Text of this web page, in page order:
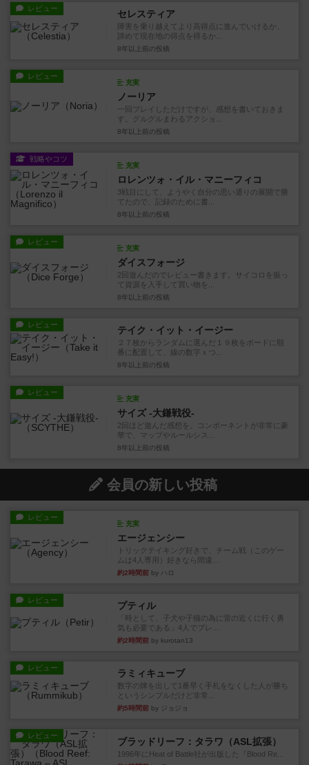
レビュー セレスティア
障害を乗り越えてより高得点に進んでいけるか、
諦めて現在地の得点を得るか...
8年以上前 の投稿
レビュー
充実
ノーリア
一回プレイしただけですが、感想を書いておきま
す。グルグルまわるアクショ...
8年以上前 の投稿
戦略やコツ
充実
ロレンツォ・イル・マニーフィコ
3戦目にして、ようやく自分の思い通りの展開で勝
てたので、記録のために書...
8年以上前 の投稿
レビュー
充実
ダイスフォージ
2回遊んだのでレビュー書きます。サイコロを振っ
て資源を入手して買い物を...
8年以上前 の投稿
レビュー テイク・イット・イージー
２７枚からランダムに選んだ１９枚をボードに順
番に配置して、線の数字ｘつ...
8年以上前 の投稿
レビュー
充実
サイズ -大鎌戦役-
2回ほど遊んだ感想を。コンポーネントが非常に豪
華で、マップやルールシス...
8年以上前 の投稿
会員の新しい投稿
レビュー
充実
エージェンシー
トリックテイキング好きで、チーム戦（このゲー
ムは4人専用）好きなら間違...
約2時間前 by ハロ
レビュー プティル
「時として、子犬や子猫の為に雷の近くに行く勇
気も必要である」4人でプレ...
約2時間前 by kurotan13
レビュー ラミィキューブ
数字の牌を出して1番早く手札をなくした人が勝ち
というシンプルだけど非常...
約5時間前 by ジョジョ
レビュー
ブラッドリーフ：タラワ（ASL拡張）
1996年にHeat of Battle社が出版した『Blood Re...